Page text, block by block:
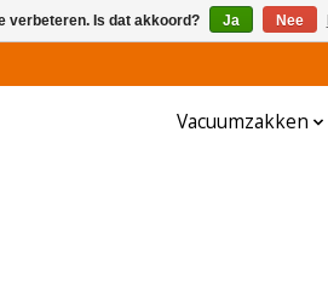
Vacuumzakken
verbeteren. Is dat akkoord? Ja Nee